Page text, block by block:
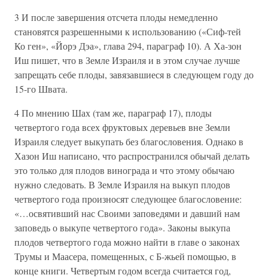
3 И после завершения отсчета плоды немедленно
становятся разрешенными к использованию («Сиф-тей
Ко ген», «Йорэ Дэа», глава 294, параграф 10). А Ха-зон
Иш пишет, что в Земле Израиля и в этом случае лучше
запрещать себе плоды, завязавшиеся в следующем году до
15-го Швата.
4 По мнению Шах (там же, параграф 17), плоды
четвертого года всех фруктовых деревьев вне Земли
Израиля следует выкупать без благословения. Однако в
Хазон Иш написано, что распространился обычай делать
это только для плодов винограда и что этому обычаю
нужно следовать. В Земле Израиля на выкуп плодов
четвертого года произносят следующее благословение:
«…освятивший нас Своими заповедями и давший нам
заповедь о выкупе четвертого года». Законы выкупа
плодов четвертого года можно найти в главе о законах
Трумы и Маасера, помещенных, с Б-жьей помощью, в
конце книги. Четвертым годом всегда считается год,